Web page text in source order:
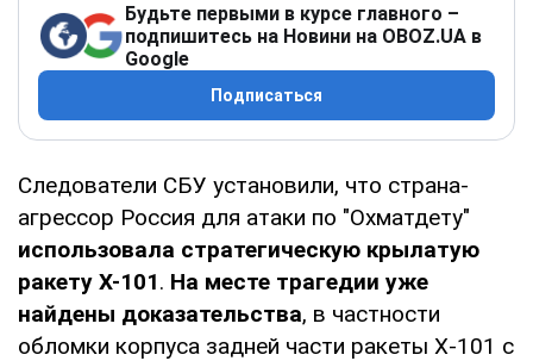
Будьте первыми в курсе главного –
подпишитесь на Новини на OBOZ.UA в
Google
Подписаться
Следователи СБУ установили, что страна-
агрессор Россия для атаки по "Охматдету"
использовала стратегическую крылатую
ракету Х-101. На месте трагедии уже
найдены доказательства, в частности
обломки корпуса задней части ракеты Х-101 с